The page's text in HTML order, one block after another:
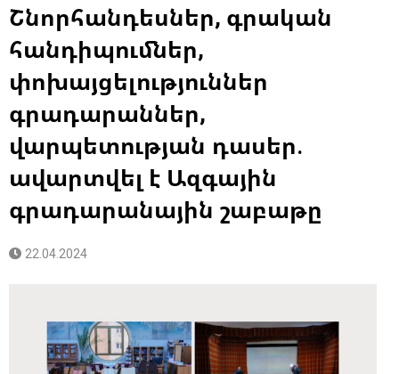
Շնորհանդեսներ, գրական
հանդիպումներ,
փոխայցելություններ
գրադարաններ,
վարպետության դասեր.
ավարտվել է Ազգային
գրադարանային շաբաթը
22.04.2024